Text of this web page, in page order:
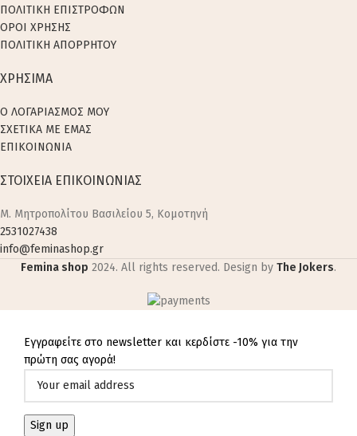
ΠΟΛΙΤΙΚΗ ΕΠΙΣΤΡΟΦΩΝ
ΟΡΟΙ ΧΡΗΣΗΣ
ΠΟΛΙΤΙΚΗ ΑΠΟΡΡΗΤΟΥ
ΧΡΗΣΙΜΑ
Ο ΛΟΓΑΡΙΑΣΜΟΣ ΜΟΥ
ΣΧΕΤΙΚΑ ΜΕ ΕΜΑΣ
ΕΠΙΚΟΙΝΩΝΙΑ
ΣΤΟΙΧΕΙΑ ΕΠΙΚΟΙΝΩΝΙΑΣ
M. Μητροπολίτου Βασιλείου 5, Κομοτηνή
2531027438
info@feminashop.gr
Femina shop 2024. All rights reserved. Design by The Jokers.
Εγγραφείτε στο newsletter και κερδίστε -10% για την
πρώτη σας αγορά!